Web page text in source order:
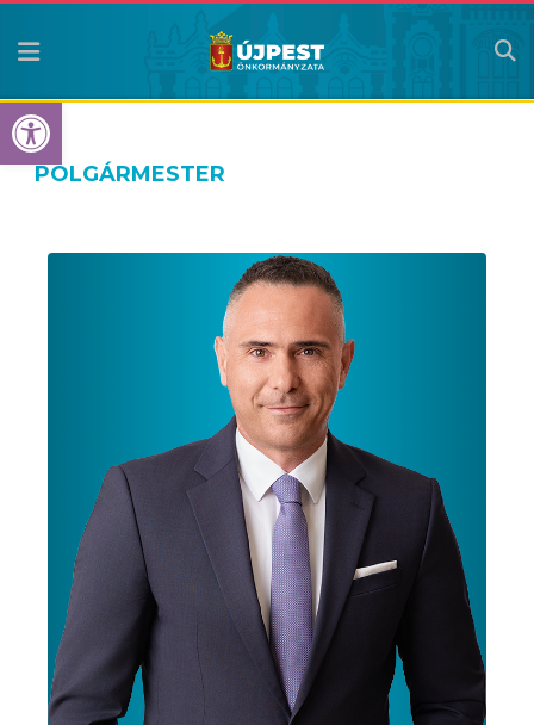
Eszköztár megnyitása
POLGÁRMESTER